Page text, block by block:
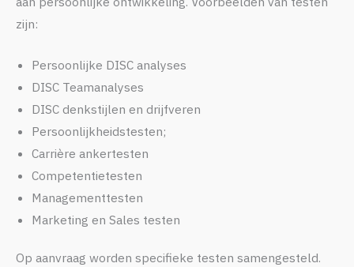
zijn:
Persoonlijke DISC analyses
DISC Teamanalyses
DISC denkstijlen en drijfveren
Persoonlijkheidstesten;
Carrière ankertesten
Competentietesten
Managementtesten
Marketing en Sales testen
Op aanvraag worden specifieke testen samengesteld.